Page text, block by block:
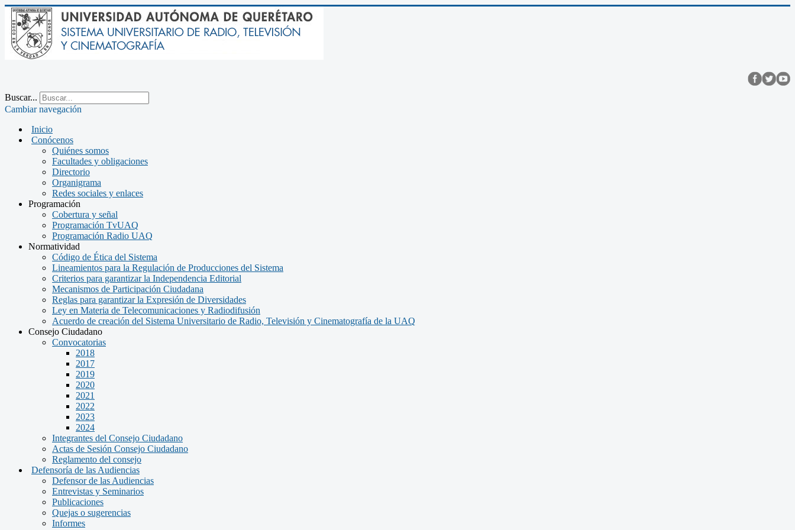
Buscar...
Cambiar navegación
Inicio
Conócenos
Quiénes somos
Facultades y obligaciones
Directorio
Organigrama
Redes sociales y enlaces
Programación
Cobertura y señal
Programación TvUAQ
Programación Radio UAQ
Normatividad
Código de Ética del Sistema
Lineamientos para la Regulación de Producciones del Sistema
Criterios para garantizar la Independencia Editorial
Mecanismos de Participación Ciudadana
Reglas para garantizar la Expresión de Diversidades
Ley en Materia de Telecomunicaciones y Radiodifusión
Acuerdo de creación del Sistema Universitario de Radio, Televisión y Cinematografía de la UAQ
Consejo Ciudadano
Convocatorias
2018
2017
2019
2020
2021
2022
2023
2024
Integrantes del Consejo Ciudadano
Actas de Sesión Consejo Ciudadano
Reglamento del consejo
Defensoría de las Audiencias
Defensor de las Audiencias
Entrevistas y Seminarios
Publicaciones
Quejas o sugerencias
Informes